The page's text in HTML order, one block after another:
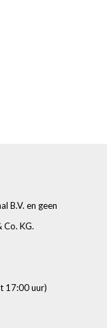
B.V. en geen
KG.
17:00 uur)